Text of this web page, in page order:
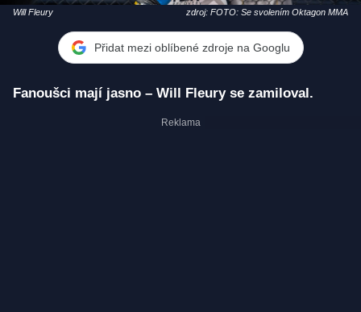
Will Fleury zdroj: FOTO: Se svolením Oktagon MMA
Přidat mezi oblíbené zdroje na Googlu
Fanoušci mají jasno – Will Fleury se zamiloval.